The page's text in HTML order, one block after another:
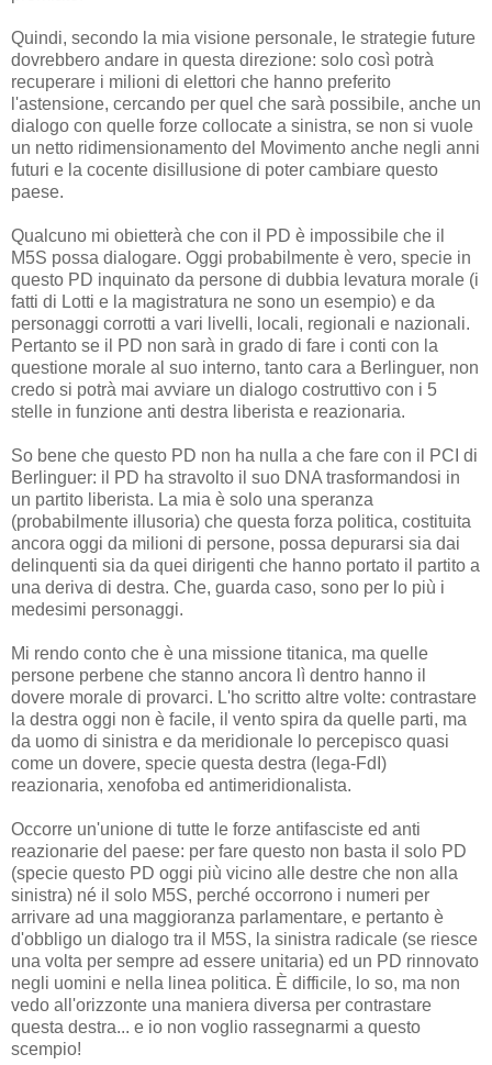
Quindi, secondo la mia visione personale, le strategie future
dovrebbero andare in questa direzione: solo così potrà
recuperare i milioni di elettori che hanno preferito
l'astensione, cercando per quel che sarà possibile, anche un
dialogo con quelle forze collocate a sinistra, se non si vuole
un netto ridimensionamento del Movimento anche negli anni
futuri e la cocente disillusione di poter cambiare questo
paese.
Qualcuno mi obietterà che con il PD è impossibile che il
M5S possa dialogare. Oggi probabilmente è vero, specie in
questo PD inquinato da persone di dubbia levatura morale (i
fatti di Lotti e la magistratura ne sono un esempio) e da
personaggi corrotti a vari livelli, locali, regionali e nazionali.
Pertanto se il PD non sarà in grado di fare i conti con la
questione morale al suo interno, tanto cara a Berlinguer, non
credo si potrà mai avviare un dialogo costruttivo con i 5
stelle in funzione anti destra liberista e reazionaria.
So bene che questo PD non ha nulla a che fare con il PCI di
Berlinguer: il PD ha stravolto il suo DNA trasformandosi in
un partito liberista. La mia è solo una speranza
(probabilmente illusoria) che questa forza politica, costituita
ancora oggi da milioni di persone, possa depurarsi sia dai
delinquenti sia da quei dirigenti che hanno portato il partito a
una deriva di destra. Che, guarda caso, sono per lo più i
medesimi personaggi.
Mi rendo conto che è una missione titanica, ma quelle
persone perbene che stanno ancora lì dentro hanno il
dovere morale di provarci. L'ho scritto altre volte: contrastare
la destra oggi non è facile, il vento spira da quelle parti, ma
da uomo di sinistra e da meridionale lo percepisco quasi
come un dovere, specie questa destra (lega-FdI)
reazionaria, xenofoba ed antimeridionalista.
Occorre un'unione di tutte le forze antifasciste ed anti
reazionarie del paese: per fare questo non basta il solo PD
(specie questo PD oggi più vicino alle destre che non alla
sinistra) né il solo M5S, perché occorrono i numeri per
arrivare ad una maggioranza parlamentare, e pertanto è
d'obbligo un dialogo tra il M5S, la sinistra radicale (se riesce
una volta per sempre ad essere unitaria) ed un PD rinnovato
negli uomini e nella linea politica. È difficile, lo so, ma non
vedo all'orizzonte una maniera diversa per contrastare
questa destra... e io non voglio rassegnarmi a questo
scempio!